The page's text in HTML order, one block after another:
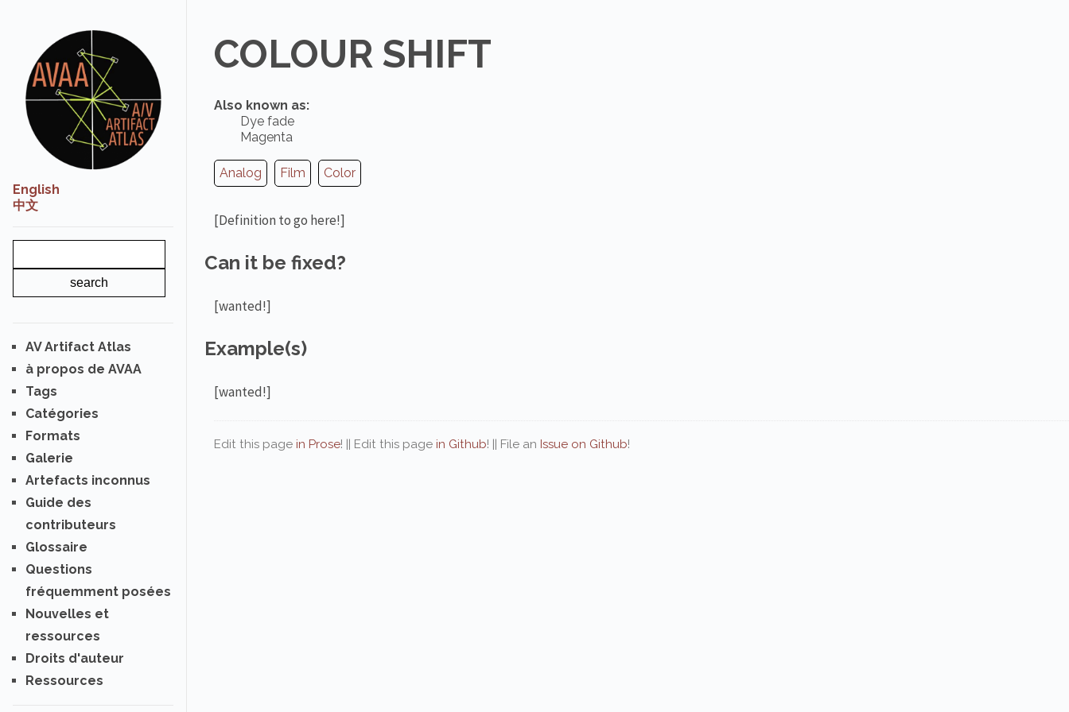
English
中文
AV Artifact Atlas
à propos de AVAA
Tags
Catégories
Formats
Galerie
Artefacts inconnus
Guide des
contributeurs
Glossaire
Questions
fréquemment posées
Nouvelles et
ressources
Droits d'auteur
Ressources
COLOUR SHIFT
Also known as:
Dye fade
Magenta
Analog Film Color
[Definition to go here!]
Can it be fixed?
[wanted!]
Example(s)
[wanted!]
Edit this page in Prose! || Edit this page in Github! || File an Issue on Github!